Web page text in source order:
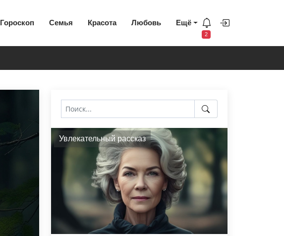
Гороскоп Семья Красота Любовь Ещё
2
Увлекательный рассказ